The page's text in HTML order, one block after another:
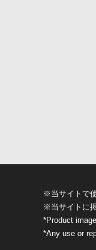
※当サイトで
※当サイトに
*Product
*Any use or